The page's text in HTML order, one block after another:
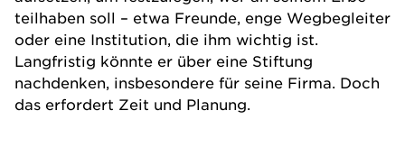
teilhaben soll – etwa Freunde, enge Wegbegleiter
oder eine Institution, die ihm wichtig ist.
Langfristig könnte er über eine Stiftung
nachdenken, insbesondere für seine Firma. Doch
das erfordert Zeit und Planung.